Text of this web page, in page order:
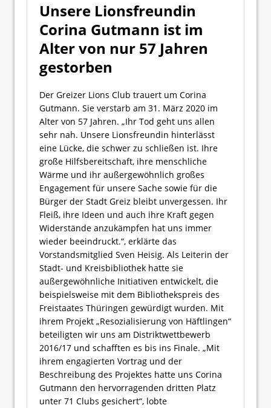
Unsere Lionsfreundin
Corina Gutmann ist im
Alter von nur 57 Jahren
gestorben
Der Greizer Lions Club trauert um Corina
Gutmann. Sie verstarb am 31. März 2020 im
Alter von 57 Jahren. „Ihr Tod geht uns allen
sehr nah. Unsere Lionsfreundin hinterlässt
eine Lücke, die schwer zu schließen ist. Ihre
große Hilfsbereitschaft, ihre menschliche
Wärme und ihr außergewöhnlich großes
Engagement für unsere Sache sowie für die
Bürger der Stadt Greiz bleibt unvergessen. Ihr
Fleiß, ihre Ideen und auch ihre Kraft gegen
Widerstände anzukämpfen hat uns immer
wieder beeindruckt.“, erklärte das
Vorstandsmitglied Sven Heisig. Als Leiterin der
Stadt- und Kreisbibliothek hatte sie
außergewöhnliche Initiativen entwickelt, die
beispielsweise mit dem Bibliothekspreis des
Freistaates Thüringen gewürdigt wurden. Mit
ihrem Projekt „Resozialisierung von Häftlingen“
beteiligten wir uns am Distriktwettbewerb
2016/17 und schafften es bis ins Finale. „Mit
ihrem engagierten Vortrag und der
Beschreibung des Projektes hatte uns Corina
Gutmann den hervorragenden dritten Platz
unter 71 Clubs gesichert“, lobte